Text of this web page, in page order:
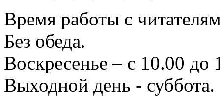
Время работы с
Без обеда.
Воскресенье – с 10.00 до
Выходной день - суббота.